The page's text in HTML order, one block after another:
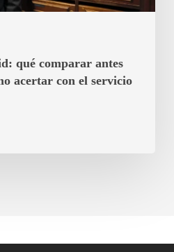
qué comparar antes
acertar con el servicio